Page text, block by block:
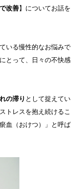
改善】についてお話を
いる慢性的なお悩みで
とって、日々の不快感
の滞り として捉えてい
トレスを抱え続けるこ
血（おけつ）」と呼ば